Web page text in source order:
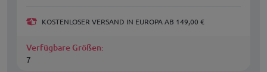
KOSTENLOSER VERSAND IN EUROPA AB 149,00 €
Verfügbare Größen:
7